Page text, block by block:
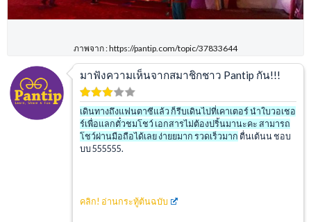
ภาพจาก : https://pantip.com/topic/37833644
มาฟังความเห็นจากสมาชิกชาว Pantip กัน!!!
เดินทางถึงแฟนตาซีแล้ว ก็รีบเดินไปที่เคาเตอร์ นำใบวอเชอ
ร์เพื่อแลกตั๋วชมโชว์ เอกสารไม่ต้องปริ้นมานะคะ สามารถ
โชว์ผ่านมือถือได้เลย ง่ายยมาก รวดเร็วมาก ตื่นเต้นน ชอบ
บบ 555555.
คลิก! อ่านกระทู้ต้นฉบับ